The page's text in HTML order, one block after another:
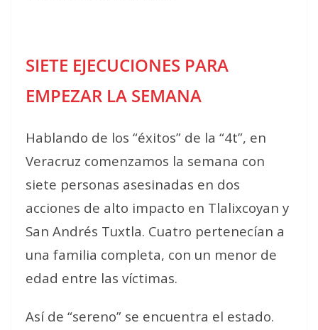
SIETE EJECUCIONES PARA
EMPEZAR LA SEMANA
Hablando de los “éxitos” de la “4t”, en
Veracruz comenzamos la semana con
siete personas asesinadas en dos
acciones de alto impacto en Tlalixcoyan y
San Andrés Tuxtla. Cuatro pertenecían a
una familia completa, con un menor de
edad entre las víctimas.
Así de “sereno” se encuentra el estado.